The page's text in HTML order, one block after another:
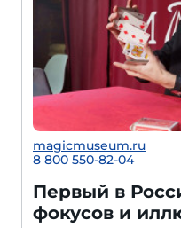
magicmuseum.ru
8 800 550-82-04
Первый в
фокусов и